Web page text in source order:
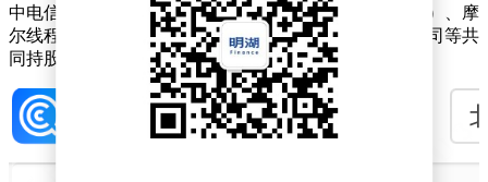
中电信量子信息科技集团有限公司、中兴通讯（000063）、摩
尔线程（688795）全资子公司北京摩笔生成科技有限公司等共
同持股。